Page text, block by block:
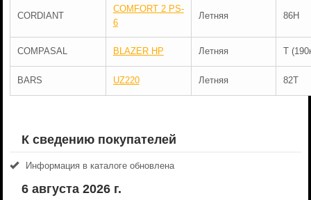
CORDIANT
COMFORT 2 PS-
6
Летняя 86H
COMPASAL BLAZER HP Летняя T
BARS UZ220 Летняя 82T
К сведению покупателей
Информация в каталоге обновлена
6 августа 2026 г.